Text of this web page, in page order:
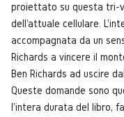
proiettato su questa tri-
dell'attuale cellulare.
accompagnata da un
Richards a vincere il
Ben Richards ad uscire
Queste domande sono
l'intera durata del libro,